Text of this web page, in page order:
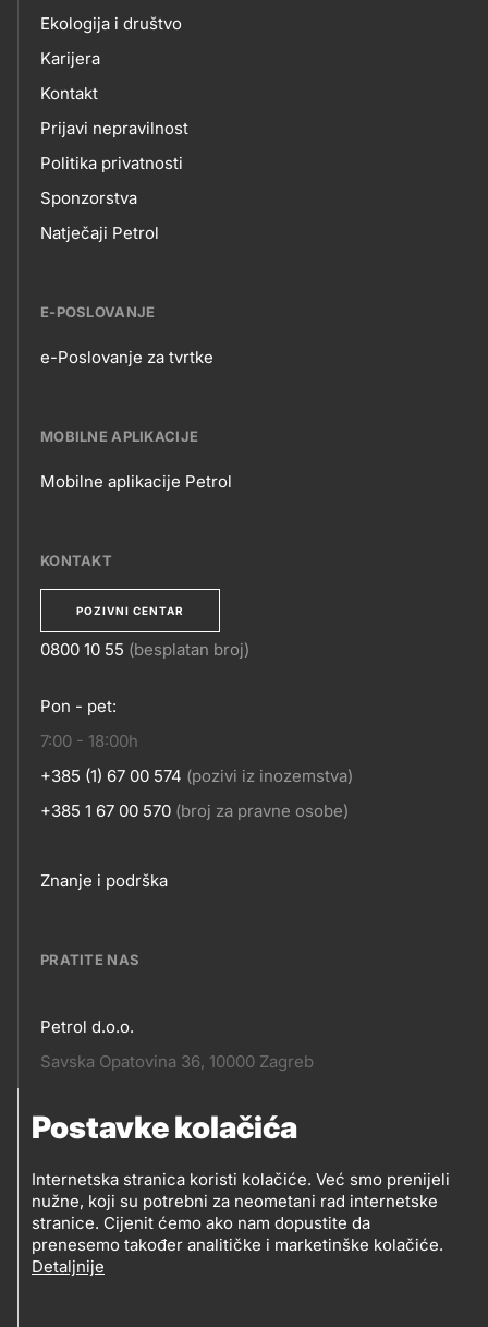
Postavke kolačića
Internetska stranica koristi kolačiće. Već smo prenijeli
nužne, koji su potrebni za neometani rad internetske
stranice. Cijenit ćemo ako nam dopustite da
prenesemo također analitičke i marketinške kolačiće.
Detaljnije
Ekologija i društvo
Karijera
Kontakt
Prijavi nepravilnost
Politika privatnosti
Sponzorstva
Natječaji Petrol
E-POSLOVANJE
POSLOVANJE
e-Poslovanje za tvrtke
MOBILNE APLIKACIJE
APLIKACIJE
Mobilne aplikacije Petrol
KONTAKT
POZIVNI CENTAR
KONTAKT
0800 10 55 (besplatan broj)
Pon - pet:
7:00 - 18:00h
+385 (1) 67 00 574 (pozivi iz inozemstva)
+385 1 67 00 570 (broj za pravne osobe)
Footer
Znanje i podrška
PRATITE NAS
Pratite
Petrol d.o.o.
Savska Opatovina 36, 10000 Zagreb
Pratite
nas
Social
media
PRATITE PETROL NA